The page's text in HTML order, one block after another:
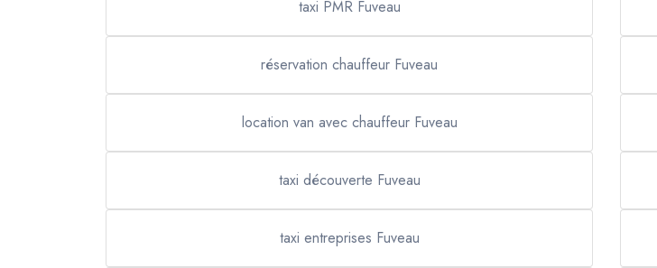
taxi PMR Fuveau
réservation chauffeur Fuveau
location van avec chauffeur Fuveau
taxi découverte Fuveau
taxi entreprises Fuveau